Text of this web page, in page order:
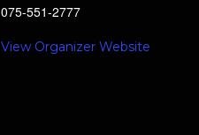
075-551-2777
View Organizer Website